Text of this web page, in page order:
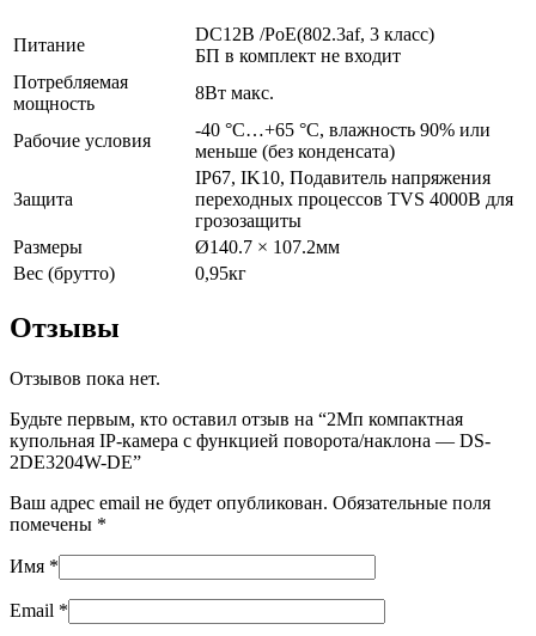
Питание
DC12В /PoE(802.3af, 3 класс)
БП в комплект не входит
Потребляемая
мощность
8Вт макс.
Рабочие условия
-40 °C…+65 °C, влажность 90% или
меньше (без конденсата)
Защита
IP67, IK10, Подавитель напряжения
переходных процессов TVS 4000В для
грозозащиты
Размеры
Ø140.7 × 107.2мм
Вес (брутто)
0,95кг
Отзывы
Отзывов пока нет.
Будьте первым, кто оставил отзыв на “2Мп компактная
купольная IP-камера с функцией поворота/наклона — DS-
2DE3204W-DE”
Ваш адрес email не будет опубликован. Обязательные поля
помечены *
Имя *
Email *